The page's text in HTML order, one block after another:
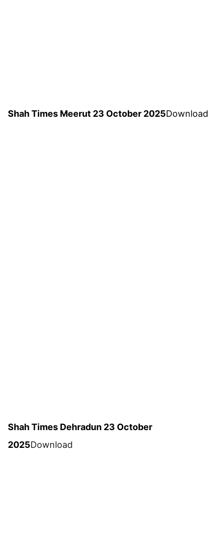
Shah Times Meerut 23 October 2025Download
Shah Times Dehradun 23 October
2025Download